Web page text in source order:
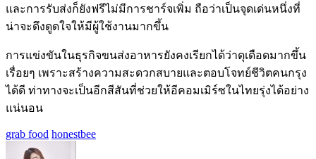
และการรับส่งก็ยังฟรีไม่มีการชาร์จเพิ่ม ถือว่าเป็นจุดเด่นหนึ่งที่
น่าจะดึงดูดใจให้มีผู้ใช้งานมากขึ้น
การแข่งขันในธุรกิจขนส่งอาหารยังคงเรียกได้ว่าดุเดือดมากขึ้น
เรื่อยๆ เพราะสร้างความสะดวกสบายและตอบโจทย์ชีวิตคนกรุง
ได้ดี ท่าทางจะเป็นอีกสีสันที่ช่วยให้อีคอมเมิร์ซในไทยรุ่งได้อย่าง
แน่นอน
grab food honestbee